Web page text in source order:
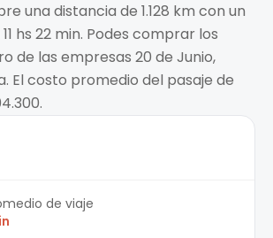
una distancia de 1.128 km con un
hs 22 min. Podes comprar los
de las empresas 20 de Junio,
El costo promedio del pasaje de
de viaje